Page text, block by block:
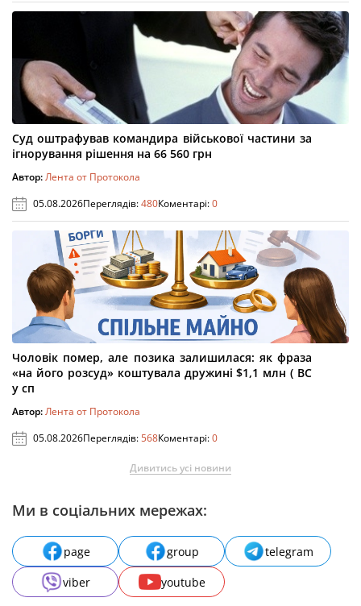
Суд оштрафував командира військової частини за
ігнорування рішення на 66 560 грн
Автор:Лента от Протокола
05.08.2026Переглядів:480Коментарі:0
Чоловік помер, але позика залишилася: як фраза
«на його розсуд» коштувала дружині $1,1 млн ( ВС
у сп
Автор:Лента от Протокола
05.08.2026Переглядів:568Коментарі:0
Дивитись усі новини
Ми в соціальних мережах:
page group
telegram
viber
youtube